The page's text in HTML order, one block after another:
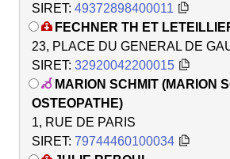
SIRET: 49372898400011
FECHNER TH ET
23, PLACE DU GENERAL DE
SIRET: 32920042200015
MARION SCHMIT (MARION
OSTEOPATHE)
1, RUE DE PARIS
SIRET: 79744460100034